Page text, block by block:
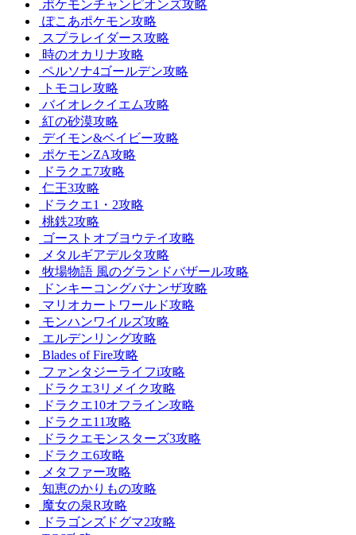
ポケモンチャンピオンズ攻略
ぽこあポケモン攻略
スプラレイダース攻略
時のオカリナ攻略
ペルソナ4ゴールデン攻略
トモコレ攻略
バイオレクイエム攻略
紅の砂漠攻略
デイモン&ベイビー攻略
ポケモンZA攻略
ドラクエ7攻略
仁王3攻略
ドラクエ1・2攻略
桃鉄2攻略
ゴーストオブヨウテイ攻略
メタルギアデルタ攻略
牧場物語 風のグランドバザール攻略
ドンキーコングバナンザ攻略
マリオカートワールド攻略
モンハンワイルズ攻略
エルデンリング攻略
Blades of Fire攻略
ファンタジーライフi攻略
ドラクエ3リメイク攻略
ドラクエ10オフライン攻略
ドラクエ11攻略
ドラクエモンスターズ3攻略
ドラクエ6攻略
メタファー攻略
知恵のかりもの攻略
魔女の泉R攻略
ドラゴンズドグマ2攻略